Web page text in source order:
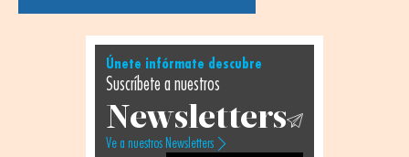
Únete infórmate descubre
Suscríbete a nuestros
Newsletters
Ve a nuestros Newsletters